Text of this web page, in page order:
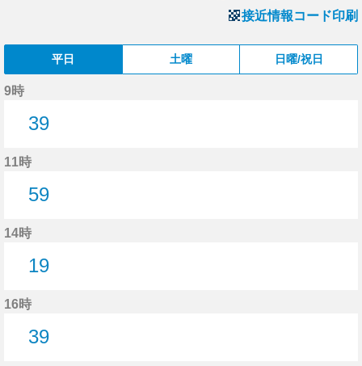
接近情報コード印刷
平日 土曜 日曜/祝日
9時
39
11時
59
14時
19
16時
39